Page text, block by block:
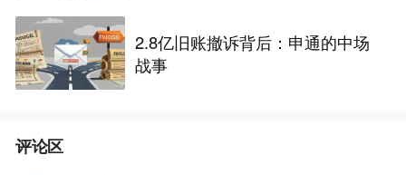
2.8亿旧账撤诉背后：申通的中场
战事
评论区